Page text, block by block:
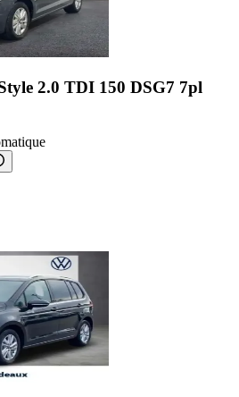
2.0 TDI 150 DSG7 7pl